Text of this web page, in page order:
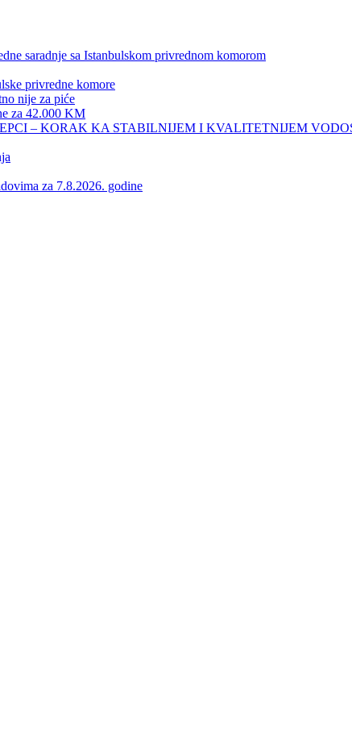
saradnje sa Istanbulskom privrednom komorom
privredne komore
nije za piće
za 42.000 KM
– KORAK KA STABILNIJEM I KVALITETNIJEM
za 7.8.2026. godine